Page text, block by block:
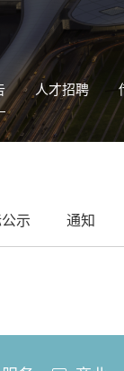
人才招聘
示 通知